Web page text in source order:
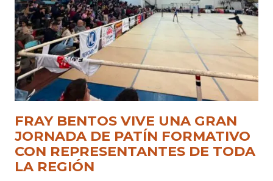
FRAY BENTOS VIVE UNA GRAN
JORNADA DE PATÍN FORMATIVO
CON REPRESENTANTES DE TODA
LA REGIÓN